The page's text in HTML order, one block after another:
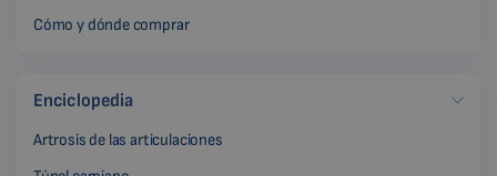
Cómo y dónde comprar
Enciclopedia
Artrosis de las articulaciones